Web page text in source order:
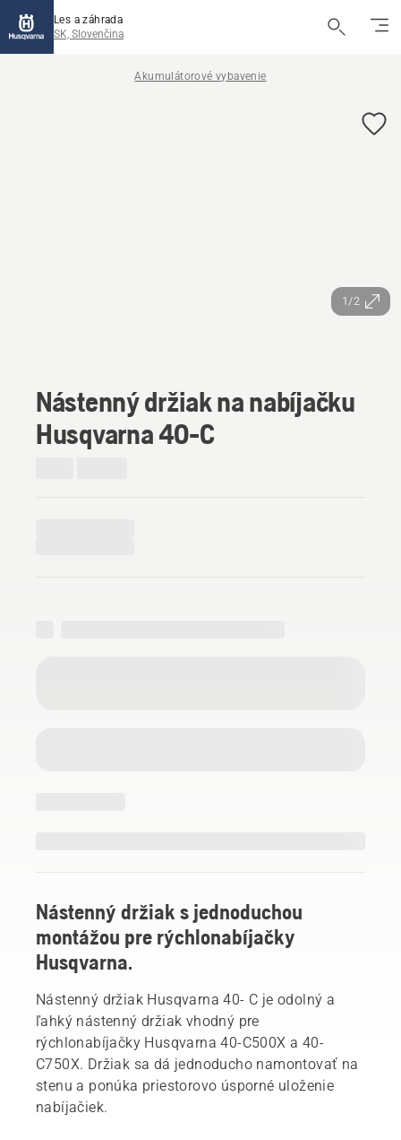
Les a záhrada
SK, Slovenčina
Akumulátorové vybavenie
1/2
Nástenný držiak na nabíjačku
Husqvarna 40-C
Nástenný držiak s jednoduchou
montážou pre rýchlonabíjačky
Husqvarna.
Nástenný držiak Husqvarna 40- C je odolný a
ľahký nástenný držiak vhodný pre
rýchlonabíjačky Husqvarna 40-C500X a 40-
C750X. Držiak sa dá jednoducho namontovať na
stenu a ponúka priestorovo úsporné uloženie
nabíjačiek.